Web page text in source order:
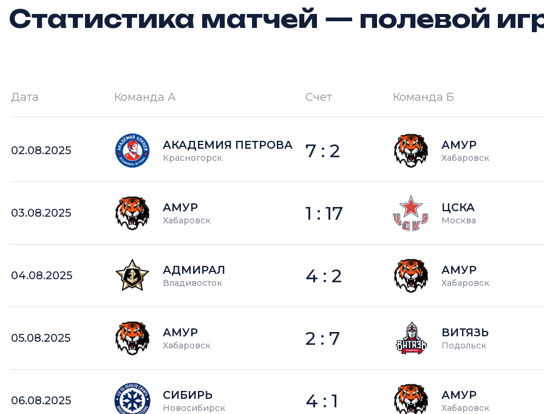
Статистика матчей — полевой
Дата Команда А Счет Команда Б
02.08.2025 АКАДЕМИЯ ПЕТРОВА
Красногорск 7 : 2 АМУР
Хабаровск
03.08.2025 АМУР
Хабаровск 1 : 17 ЦСКА
Москва
04.08.2025 АДМИРАЛ
Владивосток 4 : 2 АМУР
Хабаровск
05.08.2025 АМУР
Хабаровск 2 : 7 ВИТЯЗЬ
Подольск
06.08.2025 СИБИРЬ
Новосибирск 4 : 1 АМУР
Хабаровск